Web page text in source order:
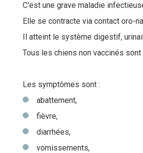
C'est une grave maladie
Elle se contracte via contact oro-
Il atteint le système digestif,
Tous les chiens non vaccinés sont
Les symptômes sont :
abattement,
fièvre,
diarrhées,
vomissements,